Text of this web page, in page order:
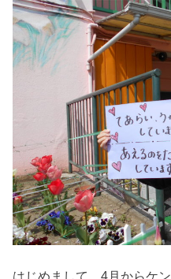
はじめまして、4月からケ